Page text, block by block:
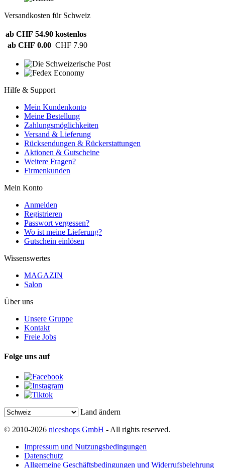
Versandkosten für Schweiz
ab CHF 54.90 kostenlos
ab CHF 0.00 CHF 7.90
Hilfe & Support
Mein Kundenkonto
Meine Bestellung
Zahlungsmöglichkeiten
Versand & Lieferung
Rücksendungen & Rückerstattungen
Aktionen & Gutscheine
Weitere Fragen?
Firmenkunden
Mein Konto
Anmelden
Registrieren
Passwort vergessen?
Wo ist meine Lieferung?
Gutschein einlösen
Wissenswertes
MAGAZIN
Salon
Über uns
Unsere Gruppe
Kontakt
Freie Jobs
Folge uns auf
Land ändern
© 2010-2026 niceshops GmbH - All rights reserved.
Impressum und Nutzungsbedingungen
Datenschutz
Allgemeine Geschäftsbedingungen und Widerrufsbelehrung